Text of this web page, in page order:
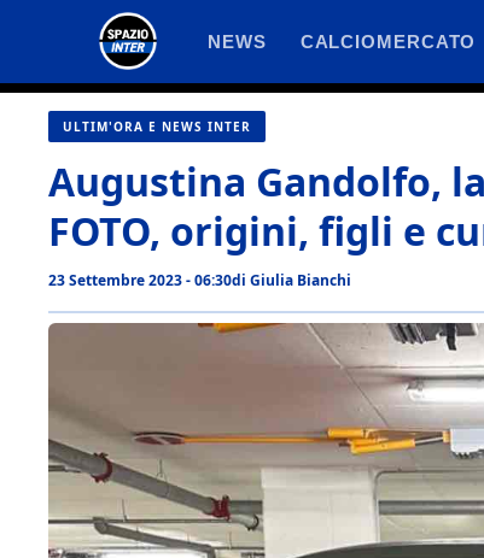
contenuto
NEWS CALCIOMERCATO
ULTIM'ORA E NEWS INTER
Augustina Gandolfo,
FOTO, origini, figli e
23 Settembre 2023 - 06:30di Giulia Bianchi